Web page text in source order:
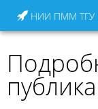
НИИ ПММ ТГУ